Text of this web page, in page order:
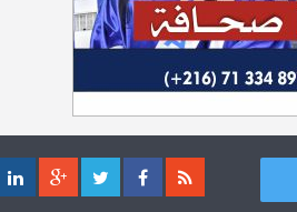
والإجتماعية بتونس 2026-2027
03-08 تسجيل طلبة المعهد العالي
01-08 بلاغ مشترك حول التكوين
01-08 مركز التكوين والنهوض
24-01 نتائج مناظرة الإلتحاق
مؤهل التقني السامي - دورة فيفري
21-11
لسنة 2023
17-11 مناظرة الإلتحاق بالتكوين في
التقني السامي - دورة فيفري 2024